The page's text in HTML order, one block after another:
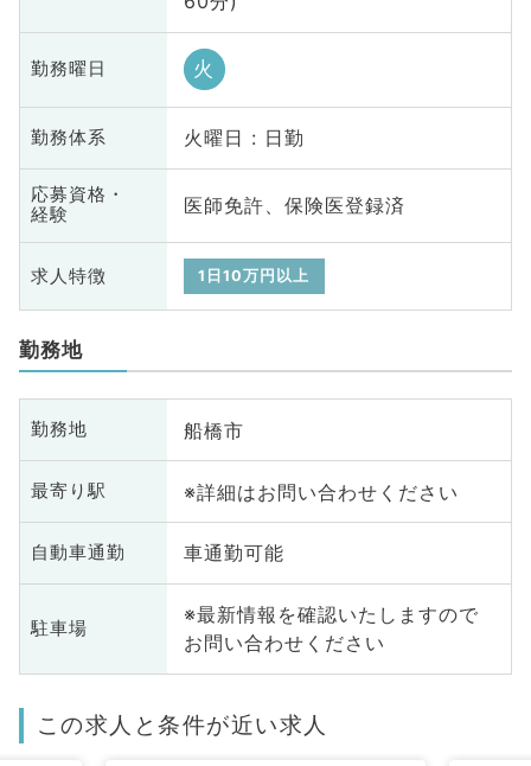
勤務曜日 火
勤務体系 火曜日 : 日勤
応募資格・
経験
医師免許、保険医登録済
求人特徴 1日10万円以上
勤務地
勤務地 船橋市
最寄り駅 ※詳細はお問い合わせください
自動車通勤 車通勤可能
駐車場
※最新情報を確認いたしますので
お問い合わせください
この求人と条件が近い求人